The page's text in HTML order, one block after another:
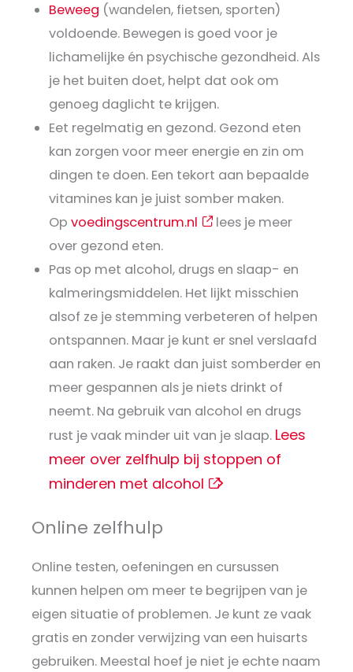
Beweeg (wandelen, fietsen, sporten)
voldoende. Bewegen is goed voor je
lichamelijke én psychische gezondheid. Als
je het buiten doet, helpt dat ook om
genoeg daglicht te krijgen.
Eet regelmatig en gezond. Gezond eten
kan zorgen voor meer energie en zin om
dingen te doen. Een tekort aan bepaalde
vitamines kan je juist somber maken.
Op voedingscentrum.nl
lees je meer
over gezond eten.
Pas op met alcohol, drugs en slaap- en
kalmeringsmiddelen. Het lijkt misschien
alsof ze je stemming verbeteren of helpen
ontspannen. Maar je kunt er snel verslaafd
aan raken. Je raakt dan juist somberder en
meer gespannen als je niets drinkt of
neemt. Na gebruik van alcohol en drugs
rust je vaak minder uit van je slaap. Lees
meer over zelfhulp bij stoppen of
minderen met alcohol
Online zelfhulp
Online testen, oefeningen en cursussen
kunnen helpen om meer te begrijpen van je
eigen situatie of problemen. Je kunt ze vaak
gratis en zonder verwijzing van een huisarts
gebruiken. Meestal hoef je niet je echte naam